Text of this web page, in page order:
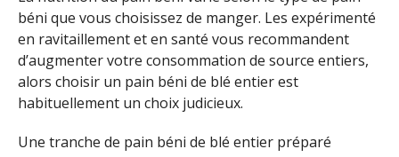
béni que vous choisissez de manger. Les expérimenté
en ravitaillement et en santé vous recommandent
d’augmenter votre consommation de source entiers,
alors choisir un pain béni de blé entier est
habituellement un choix judicieux.
Une tranche de pain béni de blé entier préparé